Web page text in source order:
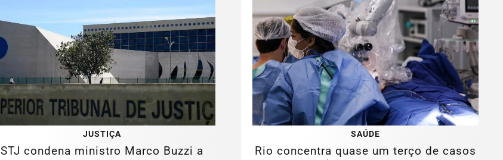
JUSTIÇA
STJ condena ministro Marco Buzzi a
SAÚDE
Rio concentra quase um terço de casos